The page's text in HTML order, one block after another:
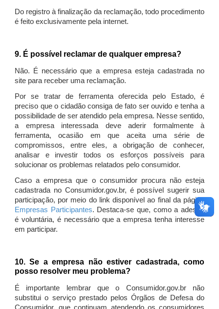
Do registro à finalização da reclamação, todo procedimento
é feito exclusivamente pela internet.
9. É possível reclamar de qualquer empresa?
Não. É necessário que a empresa esteja cadastrada no
site para receber uma reclamação.
Por se tratar de ferramenta oferecida pelo Estado, é
preciso que o cidadão consiga de fato ser ouvido e tenha a
possibilidade de ser atendido pela empresa. Nesse sentido,
a empresa interessada deve aderir formalmente à
ferramenta, ocasião em que aceita uma série de
compromissos, entre eles, a obrigação de conhecer,
analisar e investir todos os esforços possíveis para
solucionar os problemas relatados pelo consumidor.
Caso a empresa que o consumidor procura não esteja
cadastrada no Consumidor.gov.br, é possível sugerir sua
participação, por meio do link disponível ao final da página
Empresas Participantes. Destaca-se que, como a adesão
é voluntária, é necessário que a empresa tenha interesse
em participar.
10. Se a empresa não estiver cadastrada, como
posso resolver meu problema?
É importante lembrar que o Consumidor.gov.br não
substitui o serviço prestado pelos Órgãos de Defesa do